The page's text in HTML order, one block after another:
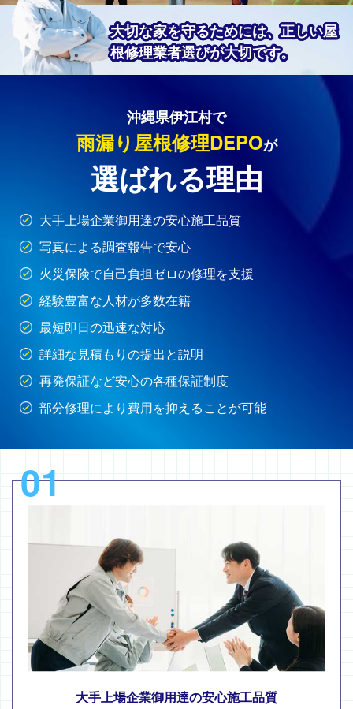
大切な家を守るためには、正しい屋
根修理業者選びが大切です。
沖縄県伊江村で
雨漏り屋根修理DEPOが
選ばれる理由
大手上場企業御用達の安心施工品質
写真による調査報告で安心
火災保険で自己負担ゼロの修理を支援
経験豊富な人材が多数在籍
最短即日の迅速な対応
詳細な見積もりの提出と説明
再発保証など安心の各種保証制度
部分修理により費用を抑えることが可能
01
大手上場企業御用達の安心施工品質